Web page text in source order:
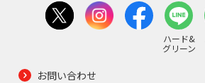
ハード&
グリーン
お問い合わせ